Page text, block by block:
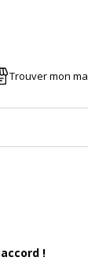
Trouver mon
!